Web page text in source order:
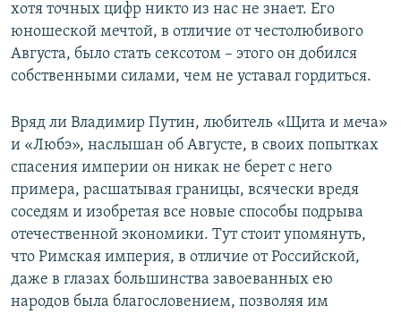
хотя точных цифр никто из нас не знает. Его
юношеской мечтой, в отличие от честолюбивого
Августа, было стать сексотом – этого он добился
собственными силами, чем не уставал гордиться.
Вряд ли Владимир Путин, любитель «Щита и меча»
и «Любэ», наслышан об Августе, в своих попытках
спасения империи он никак не берет с него
примера, расшатывая границы, всячески вредя
соседям и изобретая все новые способы подрыва
отечественной экономики. Тут стоит упомянуть,
что Римская империя, в отличие от Российской,
даже в глазах большинства завоеванных ею
народов была благословением, позволяя им